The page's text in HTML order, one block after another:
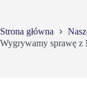
Strona główna
Wygrywamy sprawę z